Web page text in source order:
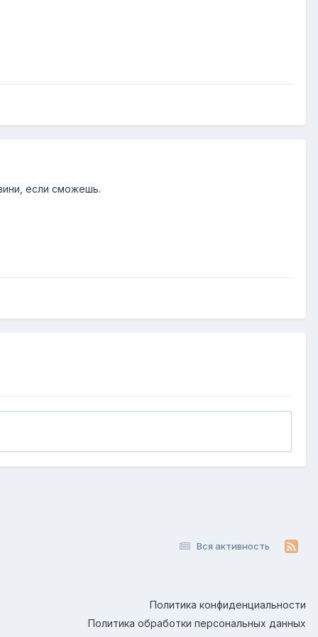
если сможешь.
Вся активность
Политика конфиденциальности
Политика обработки персональных данных